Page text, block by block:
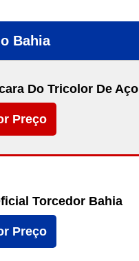
Bahia
Do Tricolor De Aço
Preço
Torcedor Bahia
Preço